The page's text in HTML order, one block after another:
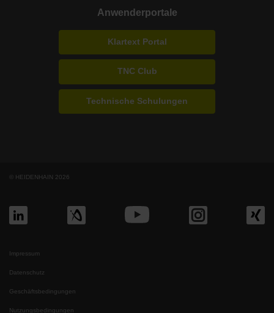
Anwenderportale
Klartext Portal
TNC Club
Technische Schulungen
© HEIDENHAIN 2026
Impressum
Datenschutz
Geschäftsbedingungen
Nutzungsbedingungen